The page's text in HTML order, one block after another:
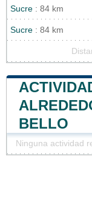
Sucre : 84 km
Sucre : 84 km
BELLO
Ninguna actividad